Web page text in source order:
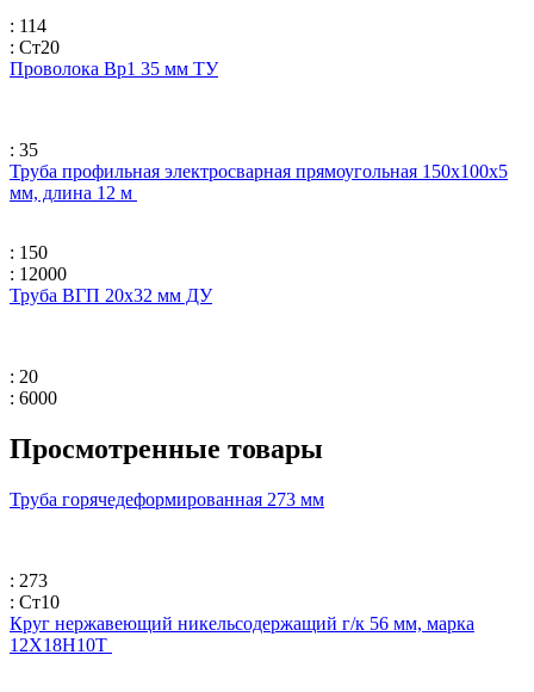
: 114
: Ст20
Проволока Вр1 35 мм ТУ
: 35
Труба профильная электросварная прямоугольная 150х100х5
мм, длина 12 м
: 150
: 12000
Труба ВГП 20х32 мм ДУ
: 20
: 6000
Просмотренные товары
Труба горячедеформированная 273 мм
: 273
: Ст10
Круг нержавеющий никельсодержащий г/к 56 мм, марка
12Х18Н10Т